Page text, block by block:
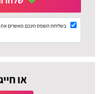
בשליחת הטופס הינכם מאשרים את
או